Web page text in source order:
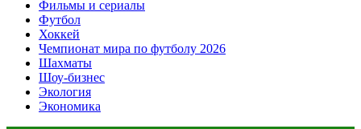
Фильмы и сериалы
Футбол
Хоккей
Чемпионат мира по футболу 2026
Шахматы
Шоу-бизнес
Экология
Экономика